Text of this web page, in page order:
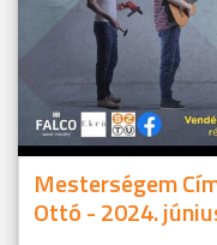
Mesterségem
Ottó - 2024.